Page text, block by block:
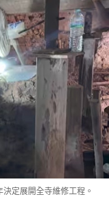
定展開全寺維修工程。